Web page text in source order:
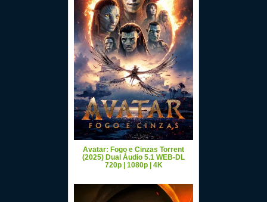
Avatar: Fogo e Cinzas Torrent
(2025) Dual Áudio 5.1 WEB-DL
720p | 1080p | 4K